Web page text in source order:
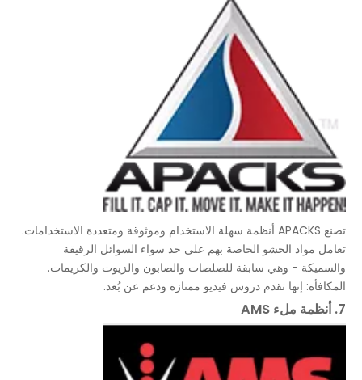
تصنع APACKS أنظمة سهلة الاستخدام وموثوقة ومتعددة الاستخدامات.
تعامل مواد الحشو الخاصة بهم على حد سواء السوائل الرقيقة
والسميكة - وهي سابقة للصلصات والصابون والزيوت والكريمات.
المكافأة: إنها تقدم دروس فيديو ممتازة ودعم عن بُعد.
7. أنظمة ملء AMS